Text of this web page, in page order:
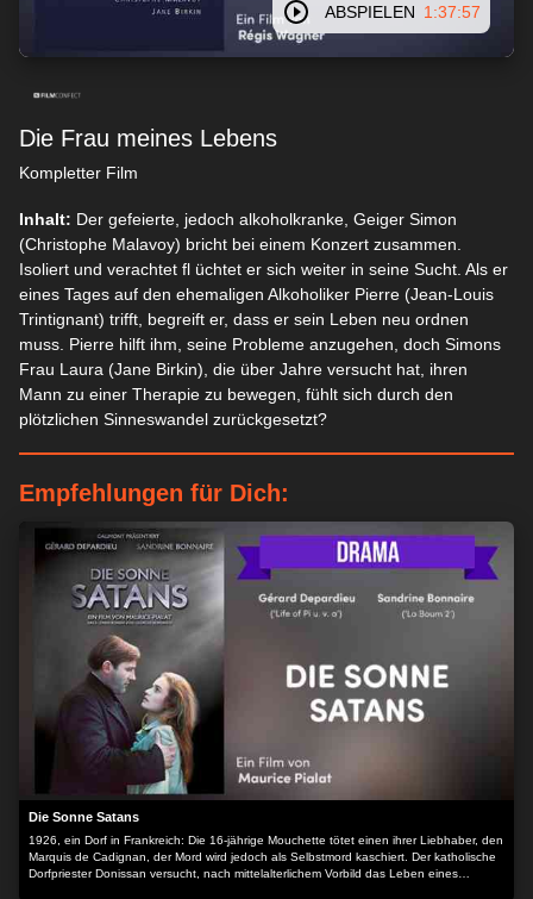
ABSPIELEN 1:37:57
Die Frau meines Lebens
Kompletter Film
Inhalt: Der gefeierte, jedoch alkoholkranke, Geiger Simon
(Christophe Malavoy) bricht bei einem Konzert zusammen.
Isoliert und verachtet fl üchtet er sich weiter in seine Sucht. Als er
eines Tages auf den ehemaligen Alkoholiker Pierre (Jean-Louis
Trintignant) trifft, begreift er, dass er sein Leben neu ordnen
muss. Pierre hilft ihm, seine Probleme anzugehen, doch Simons
Frau Laura (Jane Birkin), die über Jahre versucht hat, ihren
Mann zu einer Therapie zu bewegen, fühlt sich durch den
plötzlichen Sinneswandel zurückgesetzt?
Empfehlungen für Dich:
Die Sonne Satans
1926, ein Dorf in Frankreich: Die 16-jährige Mouchette tötet einen ihrer Liebhaber, den
Marquis de Cadignan, der Mord wird jedoch als Selbstmord kaschiert. Der katholische
Dorfpriester Donissan versucht, nach mittelalterlichem Vorbild das Leben eines